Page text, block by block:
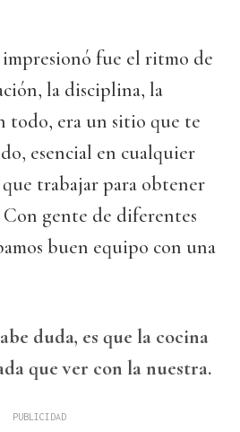
impresionó fue el ritmo de
la disciplina, la
todo, era un sitio que te
esencial en cualquier
trabajar para obtener
gente de diferentes
buen equipo con una
duda, es que la cocina
que ver con la nuestra.